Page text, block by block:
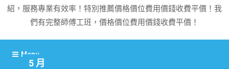
紹，服務專業有效率！特別推薦價格價位費用價錢收費平價！我
們有完整師傅工班，價格價位費用價錢收費平價！
Menu
5 月